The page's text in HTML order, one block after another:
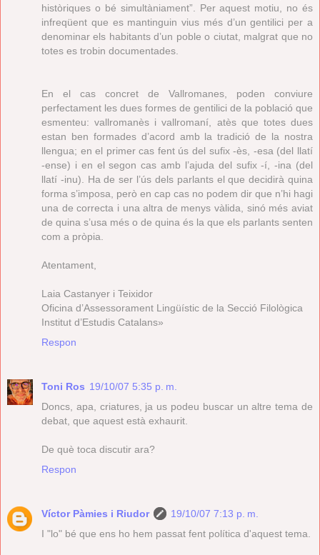
històriques o bé simultàniament”. Per aquest motiu, no és
infreqüent que es mantinguin vius més d’un gentilici per a
denominar els habitants d’un poble o ciutat, malgrat que no
totes es trobin documentades.
En el cas concret de Vallromanes, poden conviure
perfectament les dues formes de gentilici de la població que
esmenteu: vallromanès i vallromaní, atès que totes dues
estan ben formades d’acord amb la tradició de la nostra
llengua; en el primer cas fent ús del sufix -ès, -esa (del llatí
-ense) i en el segon cas amb l’ajuda del sufix -í, -ina (del
llatí -inu). Ha de ser l’ús dels parlants el que decidirà quina
forma s’imposa, però en cap cas no podem dir que n’hi hagi
una de correcta i una altra de menys vàlida, sinó més aviat
de quina s’usa més o de quina és la que els parlants senten
com a pròpia.
Atentament,
Laia Castanyer i Teixidor
Oficina d’Assessorament Lingüístic de la Secció Filològica
Institut d’Estudis Catalans»
Respon
Toni Ros 19/10/07 5:35 p. m.
Doncs, apa, criatures, ja us podeu buscar un altre tema de
debat, que aquest està exhaurit.
De què toca discutir ara?
Respon
Víctor Pàmies i Riudor
19/10/07 7:13 p. m.
I "lo" bé que ens ho hem passat fent política d'aquest tema.